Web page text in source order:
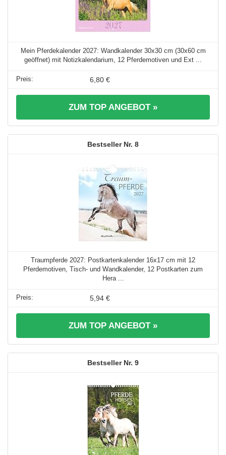
Mein Pferdekalender 2027: Wandkalender 30x30 cm (30x60 cm
geöffnet) mit Notizkalendarium, 12 Pferdemotiven und Ext ...
6,80 €
ZUM TOP ANGEBOT »
8
Traumpferde 2027: Postkartenkalender 16x17 cm mit 12
Pferdemotiven, Tisch- und Wandkalender, 12 Postkarten zum
Hera ...
5,94 €
ZUM TOP ANGEBOT »
9